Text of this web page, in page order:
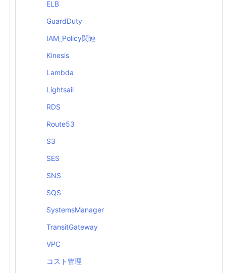
ELB
GuardDuty
IAM_Policy関連
Kinesis
Lambda
Lightsail
RDS
Route53
S3
SES
SNS
SQS
SystemsManager
TransitGateway
VPC
コスト管理